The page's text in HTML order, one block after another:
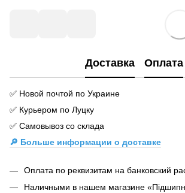
Доставка Оплата
✅ Новой почтой по Украине
✅ Курьером по Луцку
✅ Самовывоз со склада
🔎 Больше информации о доставке
Оплата по реквизитам на банковский
Наличными в нашем магазине